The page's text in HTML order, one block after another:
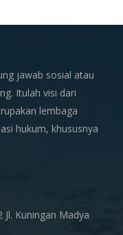
jawab sosial atau
Itulah visi dari
lembaga
hukum, khususnya
Kuningan Madya